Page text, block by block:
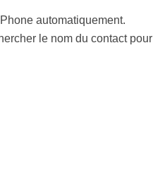
automatiquement.
le nom du contact pour